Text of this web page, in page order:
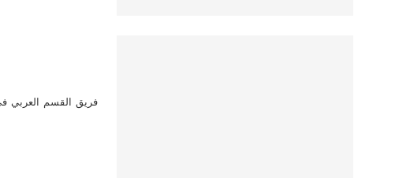
فريق القسم العربي